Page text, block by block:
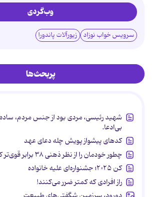
وب‌گردی
سرویس خواب نوزاد زیورآلات پاندورا
پربحث‌ها
شهید رئیسی، مردی بود از جنس مردم،
بی‌ادعا.
کدهای پیشواز پویش چله دعای عهد
چطور خودمان را از نظر ذهنی ۳۸ برابر قوی‌تر کنیم؟
کن ۲۰۲۵؛ جشنواره‌ای علیه خانواده
راز افرادی که کمتر ضرر می‌کنند!